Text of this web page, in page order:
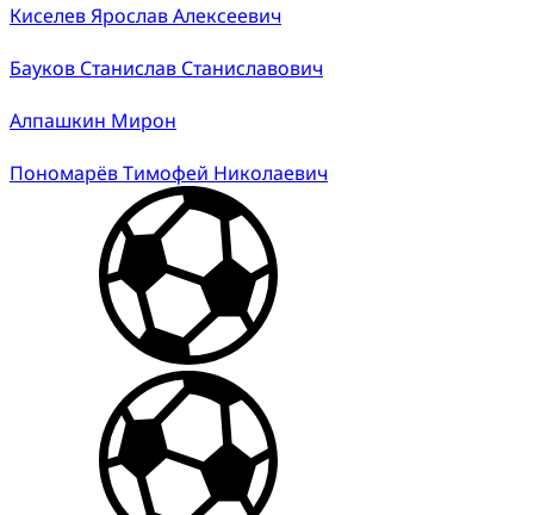
Киселев Ярослав Алексеевич
Бауков Станислав Станиславович
Алпашкин Мирон
Пономарёв Тимофей Николаевич